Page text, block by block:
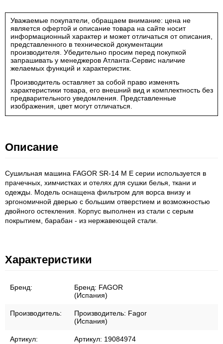
Уважаемые покупатели, обращаем внимание: цена не
является офертой и описание товара на сайте носит
информационный характер и может отличаться от описания,
представленного в технической документации
производителя. Убедительно просим перед покупкой
запрашивать у менеджеров Атланта-Сервис наличие
желаемых функций и характеристик.
Производитель оставляет за собой право изменять
характеристики товара, его внешний вид и комплектность без
предварительного уведомления. Представленные
изображения, цвет могут отличаться.
Описание
Сушильная машина FAGOR SR-14 M E серии используется в
прачечных, химчистках и отелях для сушки белья, ткани и
одежды. Модель оснащена фильтром для ворса внизу и
эргономичной дверью с большим отверстием и возможностью
двойного остекления. Корпус выполнен из стали с серым
покрытием, барабан - из нержавеющей стали.
Характеристики
Бренд: Бренд: FAGOR
(Испания)
Производитель: Производитель: Fagor
(Испания)
Артикул: Артикул: 19084974